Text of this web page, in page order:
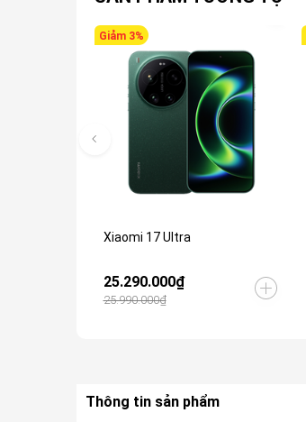
Giảm 3%
Xiaomi 17 Ultra
25.290.000₫
25.990.000₫
Thông tin sản phẩm